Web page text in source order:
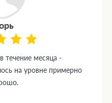
течение месяца -
на уровне примерно